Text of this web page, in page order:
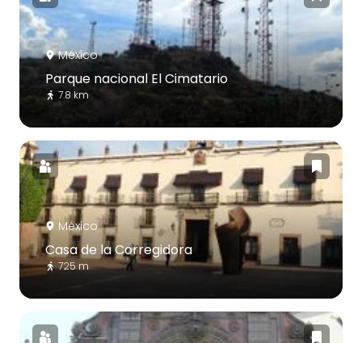
México
Parque nacional El Cimatario
7.8 km
México
Casa de la Corregidora
725 m